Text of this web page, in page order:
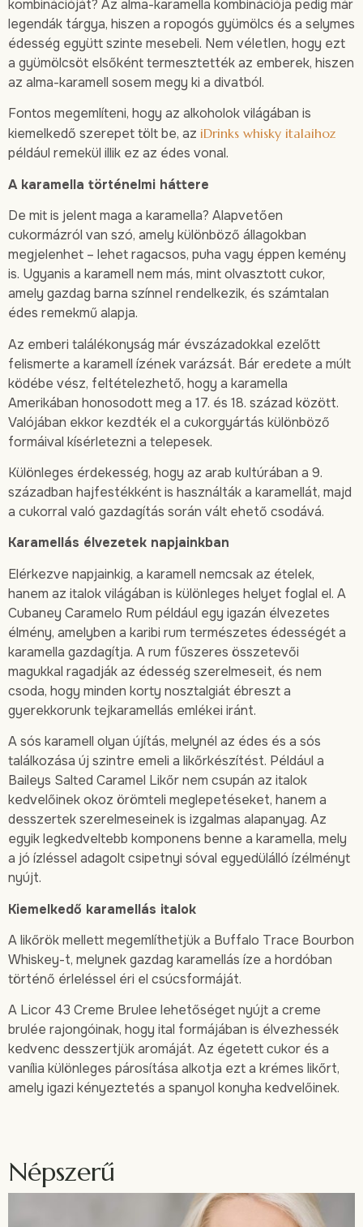
kombinációját? Az alma-karamella kombinációja pedig már
legendák tárgya, hiszen a ropogós gyümölcs és a selymes
édesség együtt szinte mesebeli. Nem véletlen, hogy ezt
a gyümölcsöt elsőként termesztették az emberek, hiszen
az alma-karamell sosem megy ki a divatból.
Fontos megemlíteni, hogy az alkoholok világában is
kiemelkedő szerepet tölt be, az iDrinks whisky italaihoz
például remekül illik ez az édes vonal.
A karamella történelmi háttere
De mit is jelent maga a karamella? Alapvetően
cukormázról van szó, amely különböző állagokban
megjelenhet – lehet ragacsos, puha vagy éppen kemény
is. Ugyanis a karamell nem más, mint olvasztott cukor,
amely gazdag barna színnel rendelkezik, és számtalan
édes remekmű alapja.
Az emberi találékonyság már évszázadokkal ezelőtt
felismerte a karamell ízének varázsát. Bár eredete a múlt
ködébe vész, feltételezhető, hogy a karamella
Amerikában honosodott meg a 17. és 18. század között.
Valójában ekkor kezdték el a cukorgyártás különböző
formáival kísérletezni a telepesek.
Különleges érdekesség, hogy az arab kultúrában a 9.
században hajfestékként is használták a karamellát, majd
a cukorral való gazdagítás során vált ehető csodává.
Karamellás élvezetek napjainkban
Elérkezve napjainkig, a karamell nemcsak az ételek,
hanem az italok világában is különleges helyet foglal el. A
Cubaney Caramelo Rum például egy igazán élvezetes
élmény, amelyben a karibi rum természetes édességét a
karamella gazdagítja. A rum fűszeres összetevői
magukkal ragadják az édesség szerelmeseit, és nem
csoda, hogy minden korty nosztalgiát ébreszt a
gyerekkorunk tejkaramellás emlékei iránt.
A sós karamell olyan újítás, melynél az édes és a sós
találkozása új szintre emeli a likőrkészítést. Például a
Baileys Salted Caramel Likőr nem csupán az italok
kedvelőinek okoz örömteli meglepetéseket, hanem a
desszertek szerelmeseinek is izgalmas alapanyag. Az
egyik legkedveltebb komponens benne a karamella, mely
a jó ízléssel adagolt csipetnyi sóval egyedülálló ízélményt
nyújt.
Kiemelkedő karamellás italok
A likőrök mellett megemlíthetjük a Buffalo Trace Bourbon
Whiskey-t, melynek gazdag karamellás íze a hordóban
történő érleléssel éri el csúcsformáját.
A Licor 43 Creme Brulee lehetőséget nyújt a creme
brulée rajongóinak, hogy ital formájában is élvezhessék
kedvenc desszertjük aromáját. Az égetett cukor és a
vanília különleges párosítása alkotja ezt a krémes likőrt,
amely igazi kényeztetés a spanyol konyha kedvelőinek.
Népszerű